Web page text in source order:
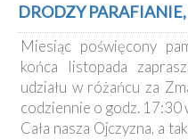
Kancelaria
Galeria
Nowy
Staw
Kapituła
DRODZY
Miesiąc poświęcony
końca listopada
udziału w różańcu za
codziennie o godz. 17:30
Cała nasza Ojczyzna, a